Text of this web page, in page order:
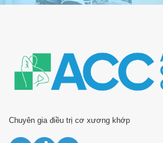
Chuyên gia điều trị cơ xương khớp